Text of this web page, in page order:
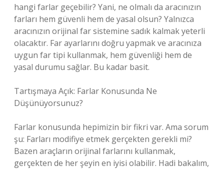
hangi farlar geçebilir? Yani, ne olmalı da aracınızın
farları hem güvenli hem de yasal olsun? Yalnızca
aracınızın orijinal far sistemine sadık kalmak yeterli
olacaktır. Far ayarlarını doğru yapmak ve aracınıza
uygun far tipi kullanmak, hem güvenliği hem de
yasal durumu sağlar. Bu kadar basit.
Tartışmaya Açık: Farlar Konusunda Ne
Düşünüyorsunuz?
Farlar konusunda hepimizin bir fikri var. Ama sorum
şu: Farları modifiye etmek gerçekten gerekli mi?
Bazen araçların orijinal farlarını kullanmak,
gerçekten de her şeyin en iyisi olabilir. Hadi bakalım,